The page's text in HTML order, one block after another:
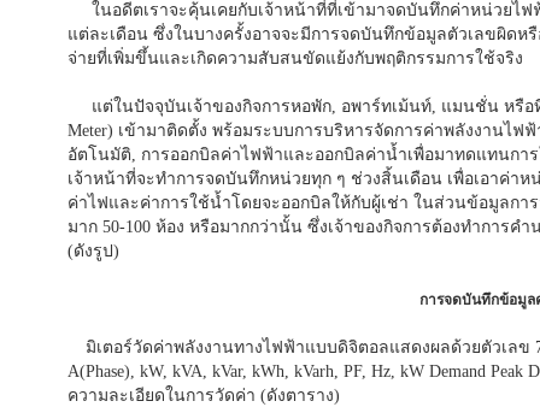
ในอดีตเราจะคุ้นเคยกับเจ้าหน้าที่ที่เข้ามาจดบันทึกค่าหน่วยไ
แต่ละเดือน ซึ่งในบางครั้งอาจจะมีการจดบันทึกข้อมูลตัวเลขผิดห
จ่ายที่เพิ่มขึ้นและเกิดความสับสนขัดแย้งกับพฤติกรรมการใช้จริง
แต่ในปัจจุบันเจ้าของกิจการหอพัก, อพาร์ทเม้นท์, แมนชั่น หรือ
Meter) เข้ามาติดตั้ง พร้อมระบบการบริหารจัดการค่าพลังงานไฟ
อัตโนมัติ, การออกบิลค่าไฟฟ้าและออกบิลค่าน้ำเพื่อมาทดแทนกา
เจ้าหน้าที่จะทำการจดบันทึกหน่วยทุก ๆ ช่วงสิ้นเดือน เพื่อเอาค่
ค่าไฟและค่าการใช้น้ำโดยจะออกบิลให้กับผู้เช่า ในส่วนข้อมูลก
มาก 50-100 ห้อง หรือมากกว่านั้น ซึ่งเจ้าของกิจการต้องทำการค
(ดังรูป)
การจดบันทึกข้อมูล
มิเตอร์วัดค่าพลังงานทางไฟฟ้าแบบดิจิตอลแสดงผลด้วยตัวเลข
A(Phase), kW, kVA, kVar, kWh, kVarh, PF, Hz, kW Demand
ความละเอียดในการวัดค่า (ดังตาราง)